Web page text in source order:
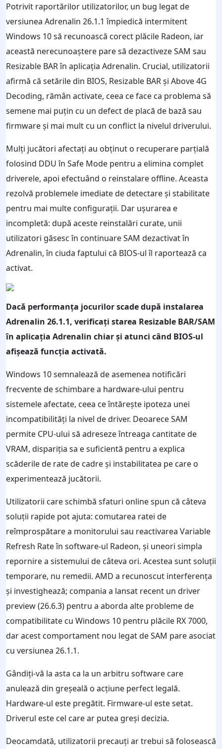
Potrivit raportărilor utilizatorilor, un bug legat de
versiunea Adrenalin 26.1.1 împiedică intermitent
Windows 10 să recunoască corect plăcile Radeon, iar
această nerecunoaștere pare să dezactiveze SAM sau
Resizable BAR în aplicația Adrenalin. Crucial, utilizatorii
afirmă că setările din BIOS, Resizable BAR și Above 4G
Decoding, rămân activate, ceea ce face ca problema să
semene mai puțin cu un defect de placă de bază sau
firmware și mai mult cu un conflict la nivelul driverului.
Mulți jucători afectați au obținut o recuperare parțială
folosind DDU în Safe Mode pentru a elimina complet
driverele, apoi efectuând o reinstalare offline. Aceasta
rezolvă problemele imediate de detectare și stabilitate
pentru mai multe configurații. Dar ușurarea e
incompletă: după aceste reinstalări curate, unii
utilizatori găsesc în continuare SAM dezactivat în
Adrenalin, în ciuda faptului că BIOS-ul îl raportează ca
activat.
Dacă performanța jocurilor scade după instalarea
Adrenalin 26.1.1, verificați starea Resizable BAR/SAM
în aplicația Adrenalin chiar și atunci când BIOS-ul
afișează funcția activată.
Windows 10 semnalează de asemenea notificări
frecvente de schimbare a hardware-ului pentru
sistemele afectate, ceea ce întărește ipoteza unei
incompatibilități la nivel de driver. Deoarece SAM
permite CPU-ului să adreseze întreaga cantitate de
VRAM, dispariția sa e suficientă pentru a explica
scăderile de rate de cadre și instabilitatea pe care o
experimentează jucătorii.
Utilizatorii care schimbă sfaturi online spun că câteva
soluții rapide pot ajuta: comutarea ratei de
reîmprospătare a monitorului sau reactivarea Variable
Refresh Rate în software-ul Radeon, și uneori simpla
repornire a sistemului de câteva ori. Acestea sunt soluții
temporare, nu remedii. AMD a recunoscut interferența
și investighează; compania a lansat recent un driver
preview (26.6.3) pentru a aborda alte probleme de
compatibilitate cu Windows 10 pentru plăcile RX 7000,
dar acest comportament nou legat de SAM pare asociat
cu versiunea 26.1.1.
Gândiți-vă la asta ca la un arbitru software care
anulează din greșeală o acțiune perfect legală.
Hardware-ul este pregătit. Firmware-ul este setat.
Driverul este cel care ar putea greși decizia.
Deocamdată, utilizatorii precauți ar trebui să folosească